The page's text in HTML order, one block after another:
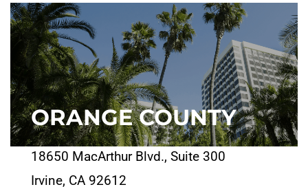
ORANGE COUNTY
18650 MacArthur Blvd., Suite 300
Irvine, CA 92612